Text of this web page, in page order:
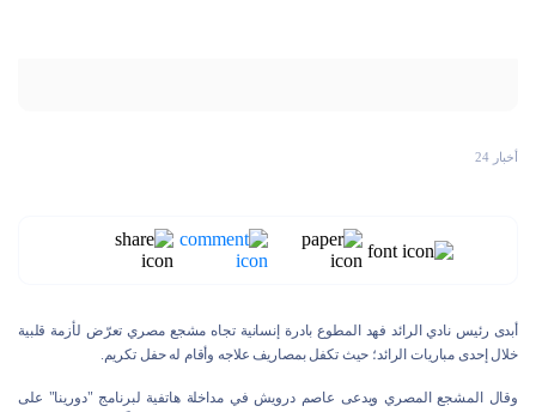
أخبار 24
أبدى رئيس نادي الرائد فهد المطوع بادرة إنسانية تجاه مشجع مصري تعرّض لأزمة قلبية
خلال إحدى مباريات الرائد؛ حيث تكفل بمصاريف علاجه وأقام له حفل تكريم.
وقال المشجع المصري ويدعى عاصم درويش في مداخلة هاتفية لبرنامج "دورينا" على